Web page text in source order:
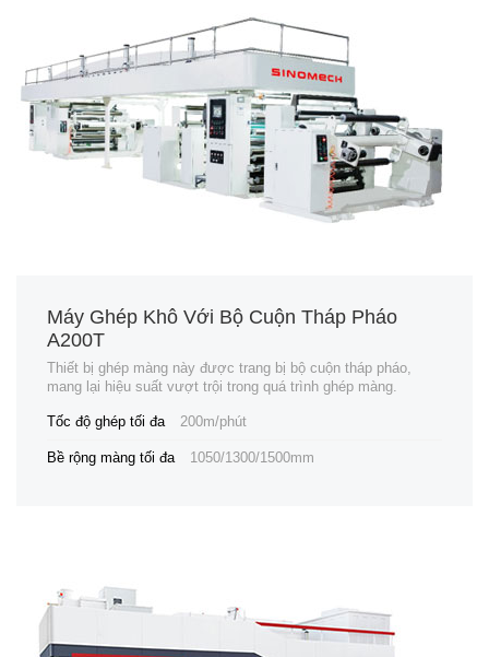
Máy Ghép Khô Với Bộ Cuộn Tháp Pháo
A200T
Thiết bị ghép màng này được trang bị bộ cuộn tháp pháo,
mang lại hiệu suất vượt trội trong quá trình ghép màng.
Tốc độ ghép tối đa 200m/phút
Bề rộng màng tối đa 1050/1300/1500mm